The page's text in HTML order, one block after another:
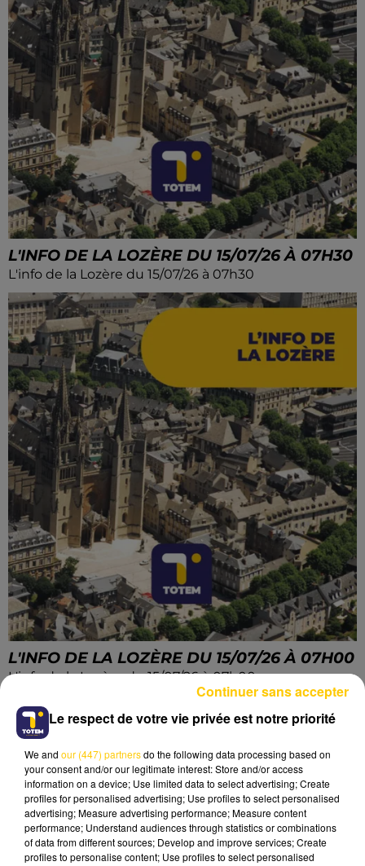
L'INFO DE LA LOZÈRE DU 15/07/26 À 07H30
L'info de la Lozère du 15/07/26 à 07h30
L'INFO DE LA LOZÈRE DU 15/07/26 À 07H00
L'info de la Lozère du 15/07/26 à 07h00
Le respect de votre vie privée est notre priorité
We and our (447) partnersdo the following data processing based on
your consent and/or our legitimate interest: Store and/or access
information on a device; Use limited data to select advertising; Create
profiles for personalised advertising; Use profiles to select personalised
advertising; Measure advertising performance; Measure content
performance; Understand audiences through statistics or combinations
of data from different sources; Develop and improve services; Create
profiles to personalise content; Use profiles to select personalised
Continuer sans accepter